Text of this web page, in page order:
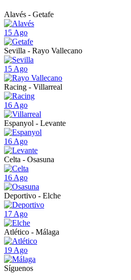
Alavés - Getafe
15 Ago
Sevilla - Rayo Vallecano
15 Ago
Racing - Villarreal
16 Ago
Espanyol - Levante
16 Ago
Celta - Osasuna
16 Ago
Deportivo - Elche
17 Ago
Atlético - Málaga
19 Ago
Síguenos